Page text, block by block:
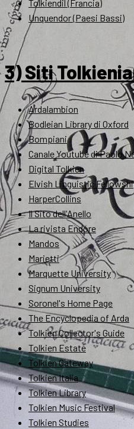
Tolkiendil (Francia)
Unquendor (Paesi Bassi)
3) Siti
Ardalambion
Bodleian Library di Oxford
Bompiani
Canale Youtube di Paolo
Digital Tolkien
Elvish Linguistic
HarperCollins
Il Sito dell'Anello
La rivista Endóre
Mandos
Marietti
Marquette University
Signum University
Soronel's Home Page
The Encyclopedia of Arda
Tolkien Collector's Guide
Tolkien Estate
Tolkien Gateway
Tolkien Italia
Tolkien Library
Tolkien Music Festival
Tolkien Studies